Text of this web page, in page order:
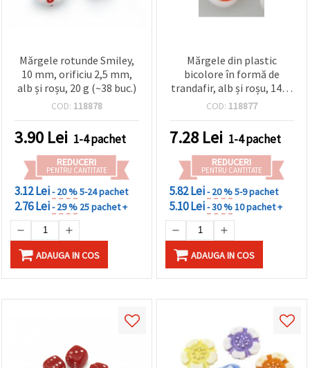
Mărgele rotunde Smiley,
10 mm, orificiu 2,5 mm,
alb și roșu, 20 g (~38 buc.)
COD: 118878
3.90 Lei 1-4 pachet
REDUCERI
PENTRU CANTITATE
3.12 Lei- 20 %5-24 pachet
2.76 Lei- 29 % 25 pachet +
ADAUGA IN COS
Mărgele din plastic
bicolore în formă de
trandafir, alb și roșu, 14x7
mm, gaură 2 mm, 50 g
COD: 118877
7.28 Lei 1-4 pachet
REDUCERI
PENTRU CANTITATE
5.82 Lei- 20 %5-9 pachet
5.10 Lei- 30 %10 pachet +
ADAUGA IN COS